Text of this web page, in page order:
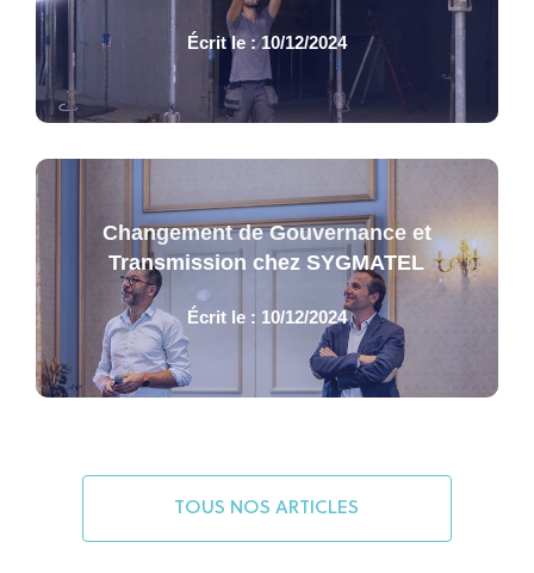
Écrit le : 10/12/2024
Changement de Gouvernance et
Transmission chez SYGMATEL
Écrit le : 10/12/2024
TOUS NOS ARTICLES